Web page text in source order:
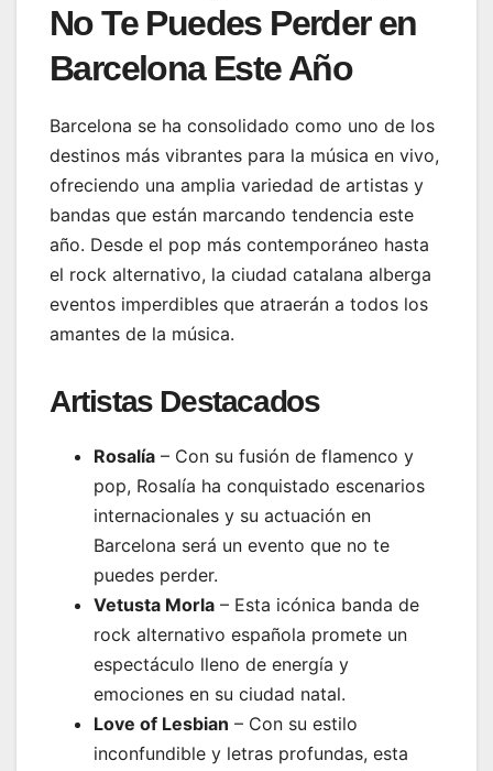
No Te Puedes Perder en
Barcelona Este Año
Barcelona se ha consolidado como uno de los
destinos más vibrantes para la música en vivo,
ofreciendo una amplia variedad de artistas y
bandas que están marcando tendencia este
año. Desde el pop más contemporáneo hasta
el rock alternativo, la ciudad catalana alberga
eventos imperdibles que atraerán a todos los
amantes de la música.
Artistas Destacados
Rosalía – Con su fusión de flamenco y
pop, Rosalía ha conquistado escenarios
internacionales y su actuación en
Barcelona será un evento que no te
puedes perder.
Vetusta Morla – Esta icónica banda de
rock alternativo española promete un
espectáculo lleno de energía y
emociones en su ciudad natal.
Love of Lesbian – Con su estilo
inconfundible y letras profundas, esta